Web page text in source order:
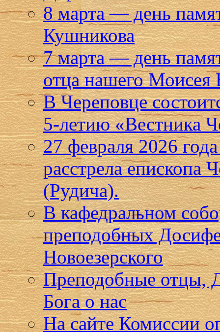
8 марта — день
Кушникова
7 марта — день
отца нашего Моисея
В Череповце
5-летию «Вестника
27 февраля 2026
расстрела епископа
(Рудича).
В кафедральном
преподобных
Новоезерского
Преподобные отцы,
Бога о нас
На сайте Комиссии